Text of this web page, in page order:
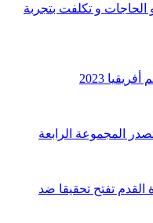
الحاجات و تكلفت بتجربة
2023
المجموعة الرابعة
القدم تفتح تحقيقا ضد